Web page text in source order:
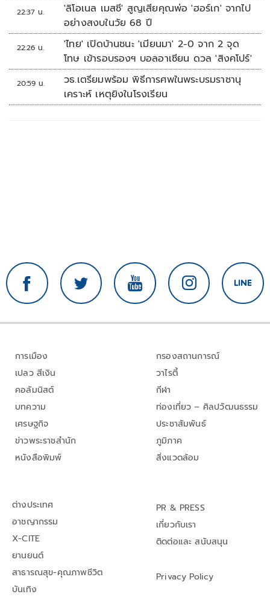
22:37 น.
'ลิโอเนล เมสซี' สูญเสียคุณพ่อ 'ฮอร์เก' จากไป
อย่างสงบในวัย 68 ปี
22:26 น.
'ไทย' เปิดบ้านชนะ 'เมียนมา' 2-0 จาก 2 จุด
โทษ เข้ารอบรองฯ บอลอาเซียน ดวล 'สิงคโปร์'
20:59 น.
วธ.เตรียมพร้อม พิธีการศพในพระบรมราชานุ
เคราะห์ เหตุยิงในโรงเรียน
การเมือง
เปลว สีเงิน
คอลัมนิสต์
บทความ
เศรษฐกิจ
ข่าวพระราชสำนัก
หนังสือพิมพ์
กรองสถานการณ์
วาไรตี้
กีฬา
ท่องเที่ยว – ศิลปวัฒนธรรม
ประชาสัมพันธ์
ภูมิภาค
สิ่งแวดล้อม
ต่างประเทศ
อาชญากรรม
X-CITE
ยานยนต์
สาธารณสุข-คุณภาพชีวิต
บันเทิง
PR & PRESS
เกี่ยวกับเรา
ติดต่อและ สนับสนุน
Privacy Policy